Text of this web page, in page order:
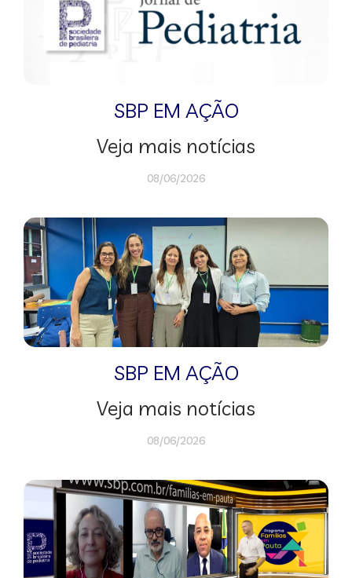
SBP EM AÇÃO
Veja mais notícias
08/06/2026
SBP EM AÇÃO
Veja mais notícias
08/06/2026